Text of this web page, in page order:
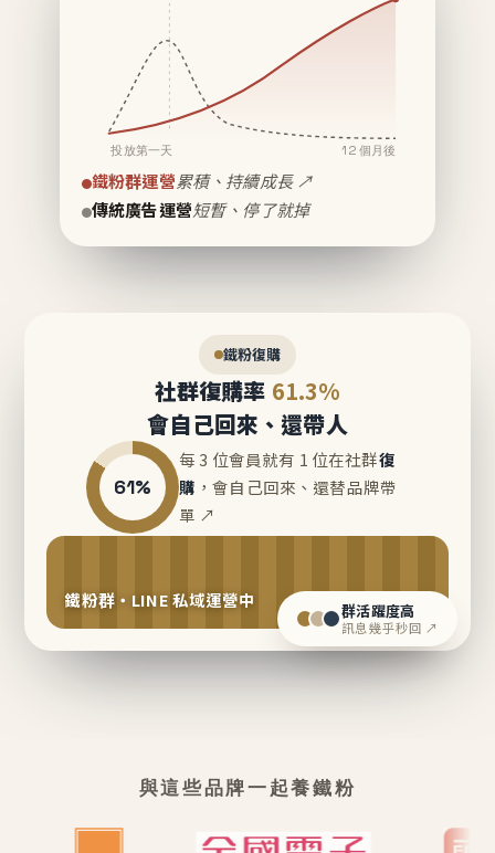
投放第一天 12 個月後
鐵粉群運營累積、持續成長 ↗
傳統廣告運營短暫、停了就掉
鐵粉復購
社群復購率 61.3%
會自己回來、還帶人
61%
每 3 位會員就有 1 位在社群復
購 ，會自己回來、還替品牌帶
單 ↗
鐵粉群・LINE 私域運營中 群活躍度高
訊息幾乎秒回 ↗
與這些品牌一起養鐵粉